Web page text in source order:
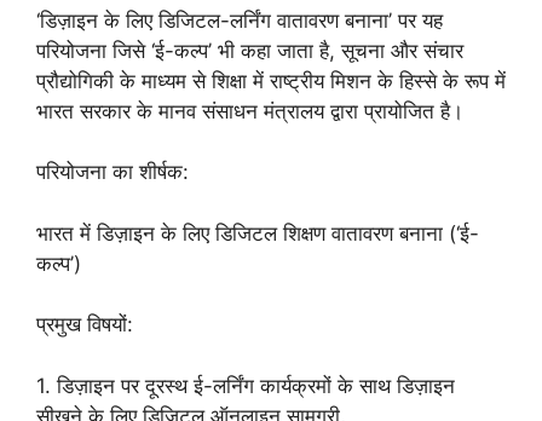
‘डिज़ाइन के लिए डिजिटल-लर्निंग वातावरण बनाना’ पर यह
परियोजना जिसे ‘ई-कल्प’ भी कहा जाता है, सूचना और संचार
प्रौद्योगिकी के माध्यम से शिक्षा में राष्ट्रीय मिशन के हिस्से के रूप में
भारत सरकार के मानव संसाधन मंत्रालय द्वारा प्रायोजित है।
परियोजना का शीर्षक:
भारत में डिज़ाइन के लिए डिजिटल शिक्षण वातावरण बनाना (‘ई-
कल्प’)
प्रमुख विषयों:
1. डिज़ाइन पर दूरस्थ ई-लर्निंग कार्यक्रमों के साथ डिज़ाइन
सीखने के लिए डिजिटल ऑनलाइन सामग्री,